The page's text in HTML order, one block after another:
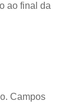
ao final da
Campos